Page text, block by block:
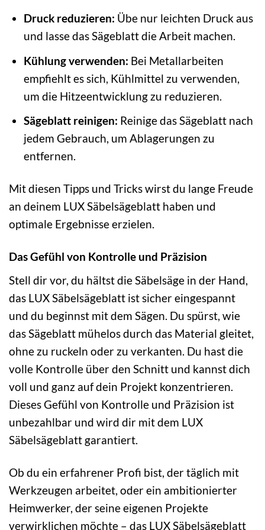
Druck reduzieren: Übe nur leichten Druck aus
und lasse das Sägeblatt die Arbeit machen.
Kühlung verwenden: Bei Metallarbeiten
empfiehlt es sich, Kühlmittel zu verwenden,
um die Hitzeentwicklung zu reduzieren.
Sägeblatt reinigen: Reinige das Sägeblatt nach
jedem Gebrauch, um Ablagerungen zu
entfernen.
Mit diesen Tipps und Tricks wirst du lange Freude
an deinem LUX Säbelsägeblatt haben und
optimale Ergebnisse erzielen.
Das Gefühl von Kontrolle und Präzision
Stell dir vor, du hältst die Säbelsäge in der Hand,
das LUX Säbelsägeblatt ist sicher eingespannt
und du beginnst mit dem Sägen. Du spürst, wie
das Sägeblatt mühelos durch das Material gleitet,
ohne zu ruckeln oder zu verkanten. Du hast die
volle Kontrolle über den Schnitt und kannst dich
voll und ganz auf dein Projekt konzentrieren.
Dieses Gefühl von Kontrolle und Präzision ist
unbezahlbar und wird dir mit dem LUX
Säbelsägeblatt garantiert.
Ob du ein erfahrener Profi bist, der täglich mit
Werkzeugen arbeitet, oder ein ambitionierter
Heimwerker, der seine eigenen Projekte
verwirklichen möchte – das LUX Säbelsägeblatt